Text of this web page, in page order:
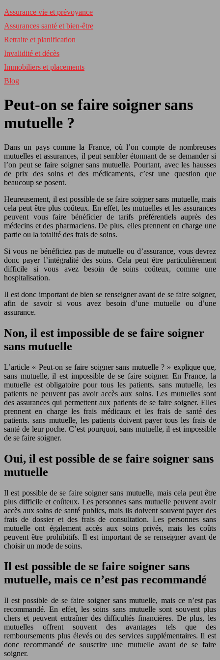
Assurance vie et prévoyance
Assurances santé et bien-être
Retraite et planification
Invalidité et décès
Immobiliers et placements
Blog
Peut-on se faire soigner sans
mutuelle ?
Dans un pays comme la France, où l’on compte de nombreuses
mutuelles et assurances, il peut sembler étonnant de se demander si
l’on peut se faire soigner sans mutuelle. Pourtant, avec les hausses
de prix des soins et des médicaments, c’est une question que
beaucoup se posent.
Heureusement, il est possible de se faire soigner sans mutuelle, mais
cela peut être plus coûteux. En effet, les mutuelles et les assurances
peuvent vous faire bénéficier de tarifs préférentiels auprès des
médecins et des pharmaciens. De plus, elles prennent en charge une
partie ou la totalité des frais de soins.
Si vous ne bénéficiez pas de mutuelle ou d’assurance, vous devrez
donc payer l’intégralité des soins. Cela peut être particulièrement
difficile si vous avez besoin de soins coûteux, comme une
hospitalisation.
Il est donc important de bien se renseigner avant de se faire soigner,
afin de savoir si vous avez besoin d’une mutuelle ou d’une
assurance.
Non, il est impossible de se faire soigner
sans mutuelle
L’article « Peut-on se faire soigner sans mutuelle ? » explique que,
sans mutuelle, il est impossible de se faire soigner. En France, la
mutuelle est obligatoire pour tous les patients. sans mutuelle, les
patients ne peuvent pas avoir accès aux soins. Les mutuelles sont
des assurances qui permettent aux patients de se faire soigner. Elles
prennent en charge les frais médicaux et les frais de santé des
patients. sans mutuelle, les patients doivent payer tous les frais de
santé de leur poche. C’est pourquoi, sans mutuelle, il est impossible
de se faire soigner.
Oui, il est possible de se faire soigner sans
mutuelle
Il est possible de se faire soigner sans mutuelle, mais cela peut être
plus difficile et coûteux. Les personnes sans mutuelle peuvent avoir
accès aux soins de santé publics, mais ils doivent souvent payer des
frais de dossier et des frais de consultation. Les personnes sans
mutuelle ont également accès aux soins privés, mais les coûts
peuvent être prohibitifs. Il est important de se renseigner avant de
choisir un mode de soins.
Il est possible de se faire soigner sans
mutuelle, mais ce n’est pas recommandé
Il est possible de se faire soigner sans mutuelle, mais ce n’est pas
recommandé. En effet, les soins sans mutuelle sont souvent plus
chers et peuvent entraîner des difficultés financières. De plus, les
mutuelles offrent souvent des avantages tels que des
remboursements plus élevés ou des services supplémentaires. Il est
donc recommandé de souscrire une mutuelle avant de se faire
soigner.